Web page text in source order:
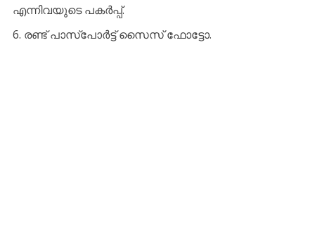
എന്നിവയുടെ പകർപ്പ്.
​രണ്ട് പാസ്‌പോർട്ട് സൈസ് ഫോട്ടോ.